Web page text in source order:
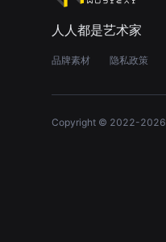
人人都是艺术家
品牌素材 隐私政策
Copyright © 2022-2026